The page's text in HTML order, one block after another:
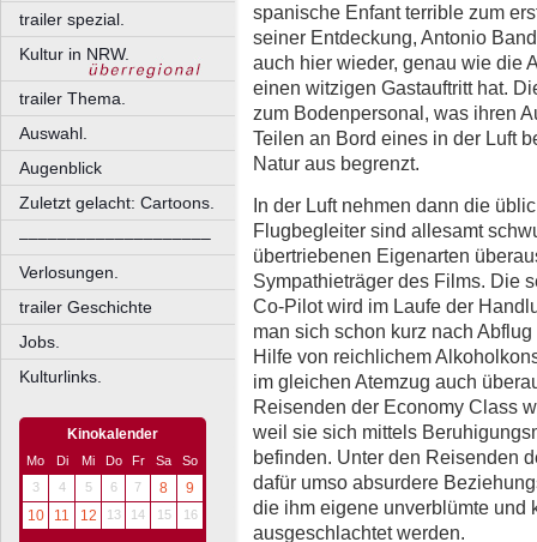
trailer spezial.
Kultur in NRW.
trailer Thema.
Auswahl.
Augenblick
Zuletzt gelacht: Cartoons.
––––––––––––––––––––
Verlosungen.
trailer Geschichte
Jobs.
Kulturlinks.
Kinokalender
Mo Di Mi Do Fr Sa
So
3
4 5 6 7 8
9
10
11 12 13 14 15 16
spanische Enfant terrible zum
seiner Entdeckung, Antonio
auch hier wieder, genau wie die
einen witzigen Gastauftritt hat.
zum Bodenpersonal, was ihren
Teilen an Bord eines in der Luft
Natur aus begrenzt.
In der Luft nehmen dann die
Flugbegleiter sind allesamt
übertriebenen Eigenarten
Sympathieträger des Films. Die
Co-Pilot wird im Laufe der
man sich schon kurz nach
Hilfe von reichlichem
im gleichen Atemzug auch
Reisenden der Economy Class
weil sie sich mittels
befinden. Unter den Reisenden
dafür umso absurdere
die ihm eigene unverblümte und
ausgeschlachtet werden.